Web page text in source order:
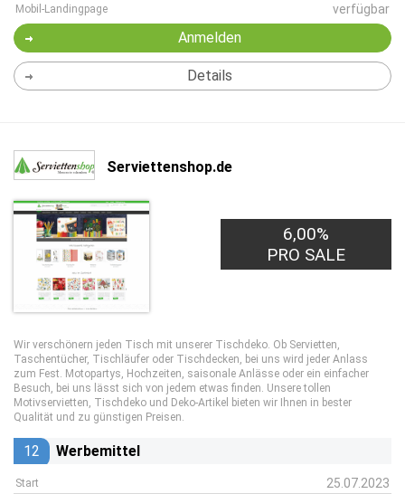
Mobil-Landingpage verfügbar
Anmelden
Details
Serviettenshop.de
6,00%
PRO SALE
Wir verschönern jeden Tisch mit unserer Tischdeko. Ob Servietten,
Taschentücher, Tischläufer oder Tischdecken, bei uns wird jeder Anlass
zum Fest. Motopartys, Hochzeiten, saisonale Anlässe oder ein einfacher
Besuch, bei uns lässt sich von jedem etwas finden. Unsere tollen
Motivservietten, Tischdeko und Deko-Artikel bieten wir Ihnen in bester
Qualität und zu günstigen Preisen.
12 Werbemittel
Start 25.07.2023